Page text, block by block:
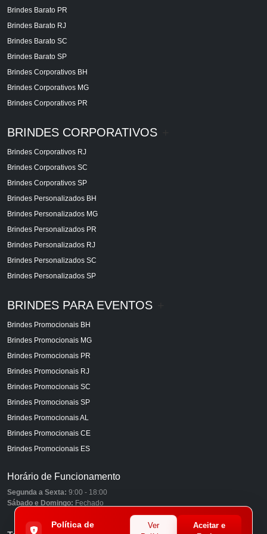
Brindes Barato PR
Brindes Barato RJ
Brindes Barato SC
Brindes Barato SP
Brindes Corporativos BH
Brindes Corporativos MG
Brindes Corporativos PR
BRINDES CORPORATIVOS
Brindes Corporativos RJ
Brindes Corporativos SC
Brindes Corporativos SP
Brindes Personalizados BH
Brindes Personalizados MG
Brindes Personalizados PR
Brindes Personalizados RJ
Brindes Personalizados SC
Brindes Personalizados SP
BRINDES PARA EVENTOS
Brindes Promocionais BH
Brindes Promocionais MG
Brindes Promocionais PR
Brindes Promocionais RJ
Brindes Promocionais SC
Brindes Promocionais SP
Brindes Promocionais AL
Brindes Promocionais CE
Brindes Promocionais ES
Horário de Funcionamento
Segunda a Sexta: 9:00 - 18:00
Sábado e Domingo: Fechado
Política de
Ver
Aceitar e